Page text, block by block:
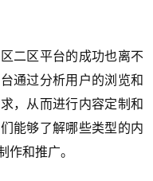
二区平台的成功也离不
通过分析用户的浏览和
，从而进行内容定制和
能够了解哪些类型的内
和推广。